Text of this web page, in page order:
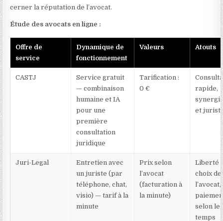
cerner la réputation de l’avocat.
Étude des avocats en ligne :
Offre de
service
Dynamique de
fonctionnement
Valeurs Atouts
CASTJ
Service gratuit
— combinaison
humaine et IA
pour une
première
consultation
juridique
Tarification :
0 €
rapide,
et
Juri-Legal
Entretien avec
un juriste (par
téléphone, chat,
visio) — tarif à la
minute
Prix selon
l’avocat
(facturation à
la minute)
Liberté :
choix de
l’avocat,
selon le
temps